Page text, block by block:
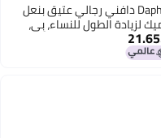
Daphne دافني رجالي عتيق بنعل
لزيادة الطول للنساء، بِي،
زيادة الطول، أحذية كاجوال،
بيج جولد، مقاس 39
21.65